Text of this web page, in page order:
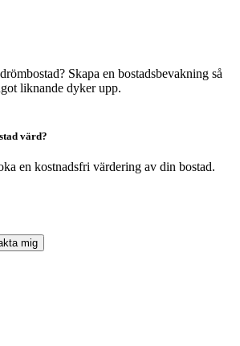
Skapa en bostadsbevakning så
liknande dyker upp.
värd?
en kostnadsfri värdering av din bostad.
mig